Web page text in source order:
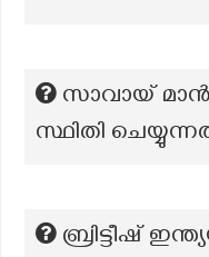
സാവായ് മാൻ
സ്ഥിതി
ബ്രിട്ടീഷ്